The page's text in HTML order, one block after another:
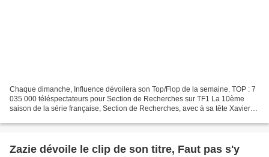
Chaque dimanche, Influence dévoilera son Top/Flop de la semaine. TOP : 7
035 000 téléspectateurs pour Section de Recherches sur TF1 La 10ème
saison de la série française, Section de Recherches, avec à sa tête Xavier
Zazie dévoile le clip de son titre, Faut pas s'y